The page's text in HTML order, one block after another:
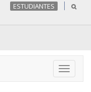
ESTUDIANTES
Toggle